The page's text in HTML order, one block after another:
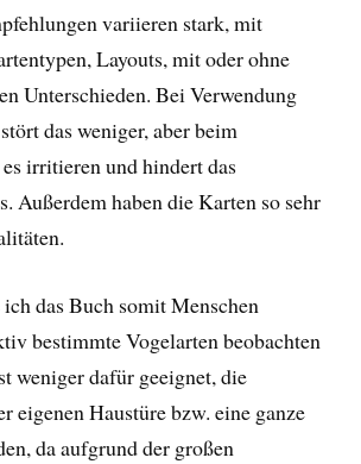
variieren stark, mit
Layouts, mit oder ohne
Unterschieden. Bei Verwendung
das weniger, aber beim
irritieren und hindert das
Außerdem haben die Karten so sehr
das Buch somit Menschen
bestimmte Vogelarten beobachten
weniger dafür geeignet, die
eigenen Haustüre bzw. eine ganze
da aufgrund der großen